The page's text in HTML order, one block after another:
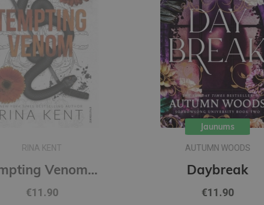
Tempting Venom : #3 The Vipers series